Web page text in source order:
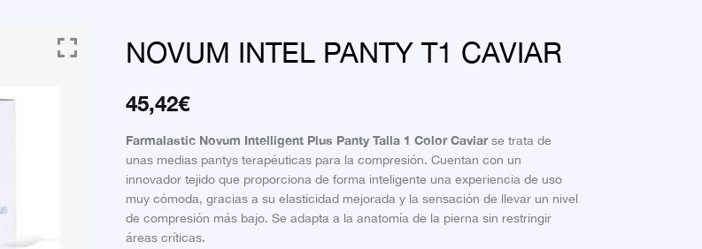
NOVUM INTEL PANTY T1 CAVIAR
45,42€
Farmalastic Novum Intelligent Plus Panty Talla 1 Color Caviarse trata de
unas medias pantys terapéuticas para la compresión. Cuentan con un
innovador tejido que proporciona de forma inteligente una experiencia de uso
muy cómoda, gracias a su elasticidad mejorada y la sensación de llevar un nivel
de compresión más bajo. Se adapta a la anatomía de la pierna sin restringir
áreas críticas.